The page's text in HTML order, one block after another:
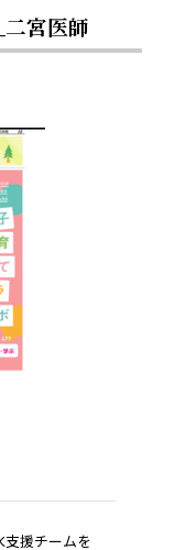
宮医師
支援チームを